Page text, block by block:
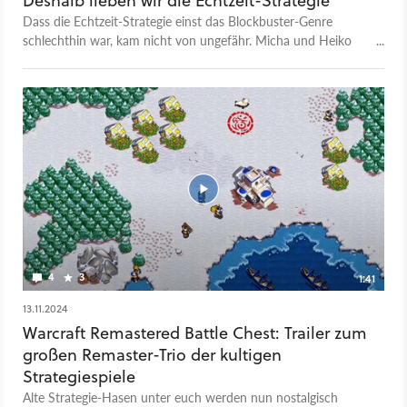
Dass die Echtzeit-Strategie einst das Blockbuster-Genre
schlechthin war, kam nicht von ungefähr. Micha und Heiko
4 3
1:41
13.11.2024
Warcraft Remastered Battle Chest: Trailer zum
großen Remaster-Trio der kultigen
Strategiespiele
Alte Strategie-Hasen unter euch werden nun nostalgisch